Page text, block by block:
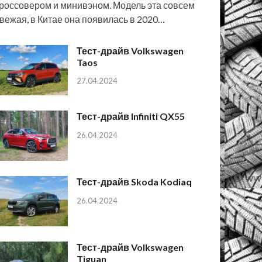
и минивэном. Модель эта совсем
в Китае она появилась в 2020…
Тест-драйв Volkswagen
Taos
27.04.2024
Тест-драйв Infiniti QX55
26.04.2024
Тест-драйв Skoda Kodiaq
26.04.2024
Тест-драйв Volkswagen
Tiguan